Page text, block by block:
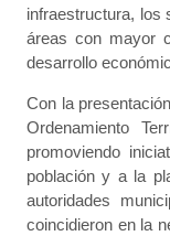
infraestructura, los
áreas con mayor
desarrollo
Con la
Ordenamiento
promoviendo
población y a la
autoridades
coincidieron en la